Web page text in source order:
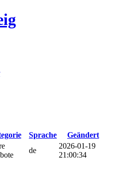
Sprache
Geändert
de
2026-01-19
21:00:34